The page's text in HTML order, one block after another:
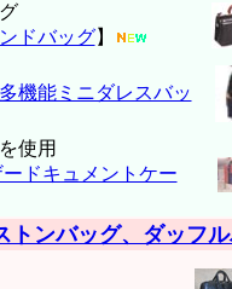
ドバッグ】
機能ミニダレスバッ
使用
ドキュメントケー
ンバッグ、ダッフ